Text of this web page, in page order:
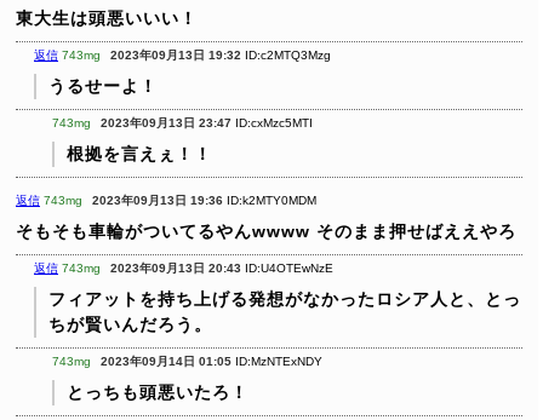
東大生は頭悪いいい！
返信 743mg 2023年09月13日 19:32 ID:c2MTQ3Mzg
うるせーよ！
743mg 2023年09月13日 23:47 ID:cxMzc5MTI
根拠を言えぇ！！
返信 743mg 2023年09月13日 19:36 ID:k2MTY0MDM
そもそも車輪がついてるやんwwww そのまま押せばええやろ
返信 743mg 2023年09月13日 20:43 ID:U4OTEwNzE
フィアットを持ち上げる発想がなかったロシア人と、とっ
ちが賢いんだろう。
743mg 2023年09月14日 01:05 ID:MzNTExNDY
とっちも頭悪いたろ！